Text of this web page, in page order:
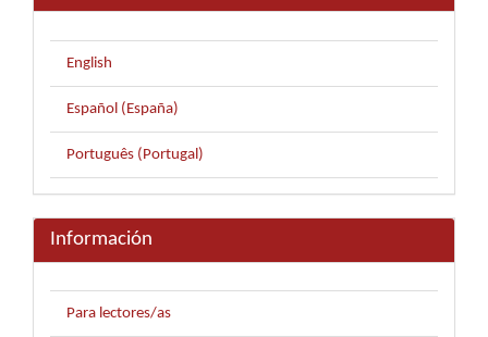
English
Español (España)
Português (Portugal)
Información
Para lectores/as